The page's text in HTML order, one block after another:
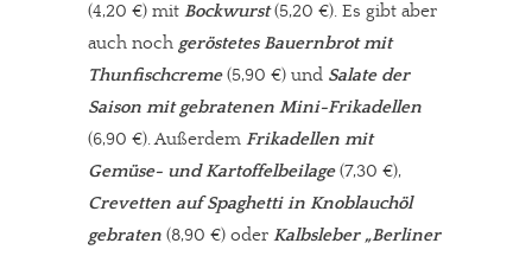
(4,20 €) mit Bockwurst(5,20 €). Es gibt aber
auch noch geröstetes Bauernbrot mit
Thunfischcreme(5,90 €) und Salate der
Saison mit gebratenen Mini-Frikadellen
(6,90 €). Außerdem Frikadellen mit
Gemüse- und Kartoffelbeilage(7,30 €),
Crevetten auf Spaghetti in Knoblauchöl
gebraten (8,90 €) oder Kalbsleber „Berliner